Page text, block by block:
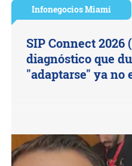
Infonegocios Miami
SIP Connect 2026
diagnóstico que
"adaptarse" ya no